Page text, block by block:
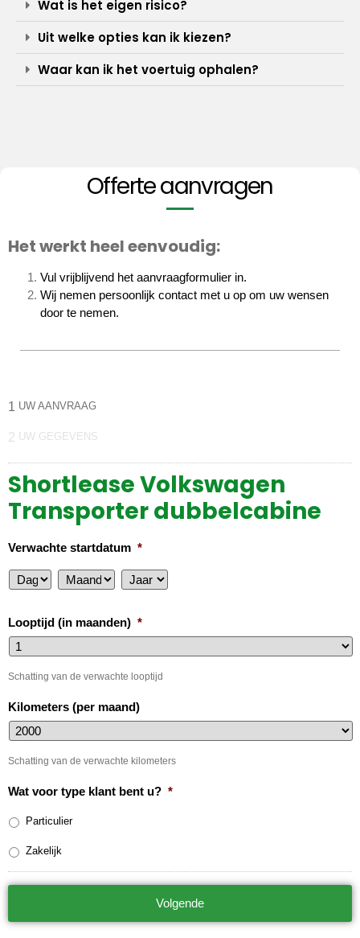
Wat is het eigen risico?
Uit welke opties kan ik kiezen?
Waar kan ik het voertuig ophalen?
Offerte aanvragen
Het werkt heel eenvoudig:
Vul vrijblijvend het aanvraagformulier in.
Wij nemen persoonlijk contact met u op om uw wensen
door te nemen.
1 UW AANVRAAG
2 UW GEGEVENS
Shortlease Volkswagen
Transporter dubbelcabine
Verwachte startdatum *
Looptijd (in maanden) *
Schatting van de verwachte looptijd
Kilometers (per maand)
Schatting van de verwachte kilometers
Wat voor type klant bent u? *
Particulier
Zakelijk